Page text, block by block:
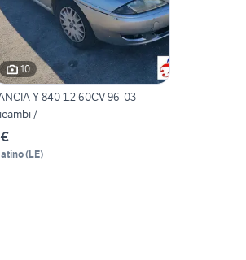
10
Y 840 1.2 60CV 96-03
/
(LE)